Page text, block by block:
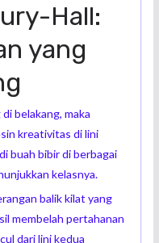
Hall:
yang
belakang, maka
kreativitas di lini
buah bibir di berbagai
kelasnya.
balik kilat yang
membelah pertahanan
dari lini kedua